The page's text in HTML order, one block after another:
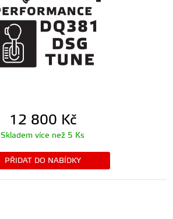
12 800 Kč
Skladem více než 5 Ks
PŘIDAT DO NABÍDKY